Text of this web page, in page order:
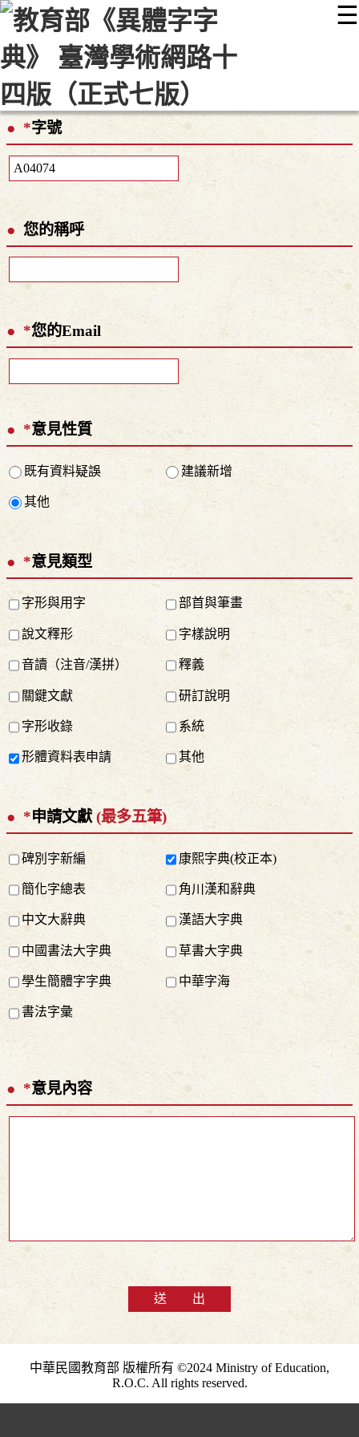
☰
::: 最新消息 常見問題 編輯說明
顯示模式
網站導覽
*字號
您的稱呼
*您的Email
*意見性質
既有資料疑誤 建議新增
其他
*意見類型
字形與用字 部首與筆畫
說文釋形 字樣說明
音讀（注音/漢拼） 釋義
關鍵文獻 研訂說明
字形收錄 系統
形體資料表申請 其他
*申請文獻 (最多五筆)
碑別字新編 康熙字典(校正本)
簡化字總表 角川漢和辭典
中文大辭典 漢語大字典
中國書法大字典 草書大字典
學生簡體字字典 中華字海
書法字彙
*意見內容
送 出
中華民國教育部 版權所有 ©2024 Ministry of Education,
R.O.C. All rights reserved.